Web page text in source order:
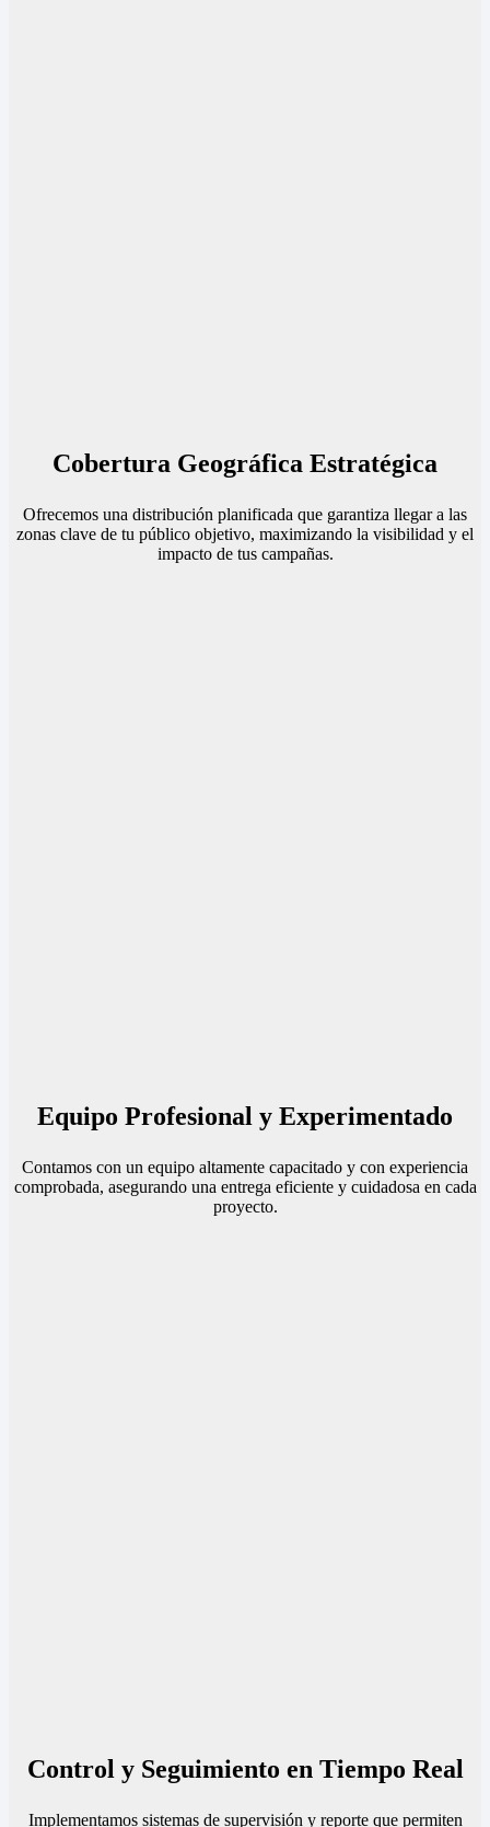
Cobertura Geográfica Estratégica
Ofrecemos una distribución planificada que garantiza llegar a las
zonas clave de tu público objetivo, maximizando la visibilidad y el
impacto de tus campañas.
Equipo Profesional y Experimentado
Contamos con un equipo altamente capacitado y con experiencia
comprobada, asegurando una entrega eficiente y cuidadosa en cada
proyecto.
Control y Seguimiento en Tiempo Real
Implementamos sistemas de supervisión y reporte que permiten